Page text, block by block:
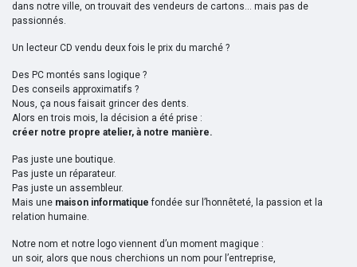
dans notre ville, on trouvait des vendeurs de cartons… mais pas de
passionnés.
Un lecteur CD vendu deux fois le prix du marché ?
Des PC montés sans logique ?
Des conseils approximatifs ?
Nous, ça nous faisait grincer des dents.
Alors en trois mois, la décision a été prise :
créer notre propre atelier, à notre manière.
Pas juste une boutique.
Pas juste un réparateur.
Pas juste un assembleur.
Mais une maison informatique fondée sur l’honnêteté, la passion et la
relation humaine.
Notre nom et notre logo viennent d’un moment magique :
un soir, alors que nous cherchions un nom pour l’entreprise,